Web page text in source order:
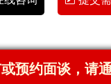
预约面谈，请